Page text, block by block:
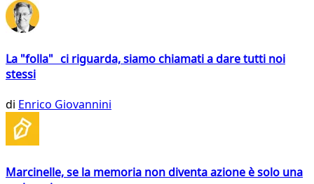
La "folla" ci riguarda, siamo chiamati a dare tutti noi
stessi
di Enrico Giovannini
Marcinelle, se la memoria non diventa azione è solo una